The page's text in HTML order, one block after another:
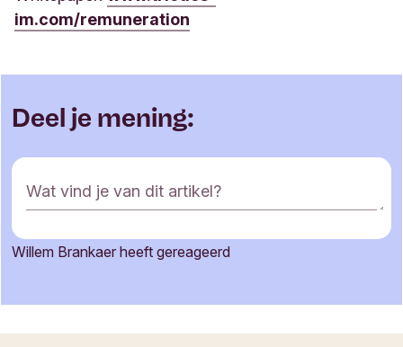
im.com/remuneration
Deel je mening:
R
e
c
e
Wat vind je van dit artikel?
Willem Brankaer heeft gereageerd